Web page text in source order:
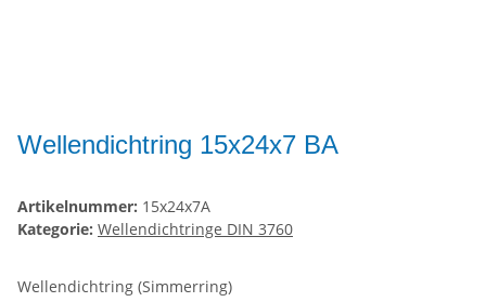
Wellendichtring 15x24x7 BA
Artikelnummer: 15x24x7A
Kategorie: Wellendichtringe DIN 3760
Wellendichtring (Simmerring)